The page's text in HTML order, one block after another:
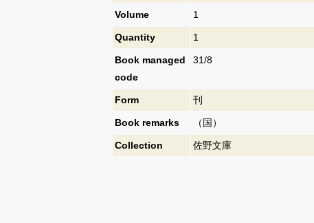
Volume 1
Quantity 1
Book managed
code
31/8
Form 刊
Book remarks （国）
Collection 佐野文庫